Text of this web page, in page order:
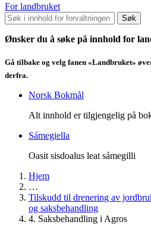
For landbruket
Søk
Ønsker du å søke på innhold for
Gå tilbake og velg fanen «Landbruket»
derfra.
Norsk Bokmål
Alt innhold er tilgjengelig på
Sámegiella
Oasit sisdoalus leat sámegilli
Hjem
…
Tilskudd til drenering av
og saksbehandling
4. Saksbehandling i Agros